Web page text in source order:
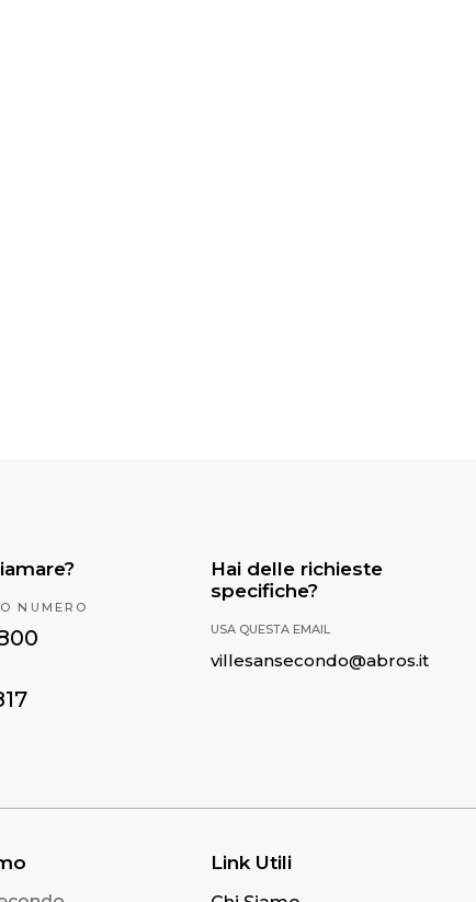
NUMERO
Hai delle richieste
specifiche?
USA QUESTA EMAIL
villesansecondo@abros.it
Link Utili